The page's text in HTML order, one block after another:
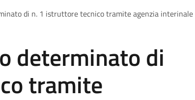
di n. 1 istruttore tecnico tramite agenzia interinale
determinato di
tramite